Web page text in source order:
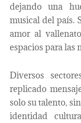
dejando una
musical del país.
amor al
espacios para las
Diversos
replicado
solo su talento,
identidad